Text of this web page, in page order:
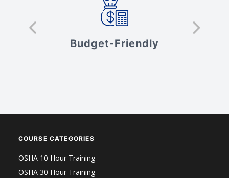
Budget-Friendly
COURSE CATEGORIES
OSHA 10 Hour Training
OSHA 30 Hour Training